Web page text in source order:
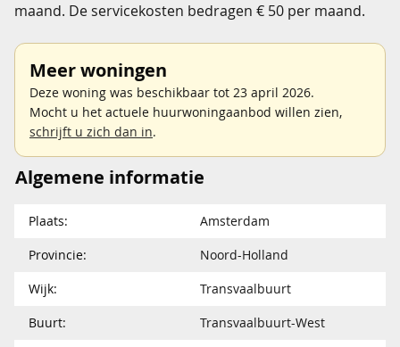
maand. De servicekosten bedragen € 50 per maand.
Meer woningen
Deze woning was beschikbaar tot 23 april 2026.
Mocht u het actuele huurwoningaanbod willen zien,
schrijft u zich dan in.
Algemene informatie
Plaats:
Amsterdam
Provincie:
Noord-Holland
Wijk:
Transvaalbuurt
Buurt:
Transvaalbuurt-West